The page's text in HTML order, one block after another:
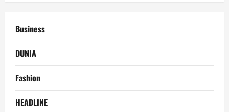
Business
DUNIA
Fashion
HEADLINE